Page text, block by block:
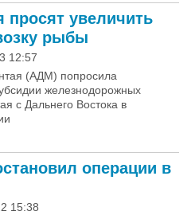
увеличить
рыбы
12:57
(АДМ) попросила
железнодорожных
с Дальнего Востока в
операции в
15:38